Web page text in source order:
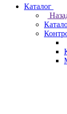
Каталог